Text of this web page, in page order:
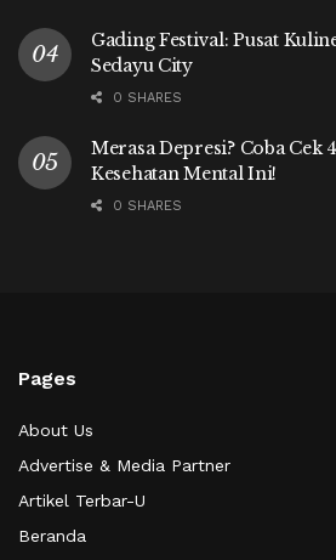
Gading Festival: Pusat
Sedayu City
0 SHARES
Merasa Depresi? Coba Cek
Kesehatan Mental Ini!
0 SHARES
Pages
About Us
Advertise & Media Partner
Artikel Terbar-U
Beranda